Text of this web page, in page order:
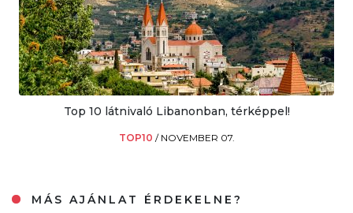
Top 10 látnivaló Libanonban, térképpel!
TOP10 / NOVEMBER 07.
MÁS AJÁNLAT ÉRDEKELNE?